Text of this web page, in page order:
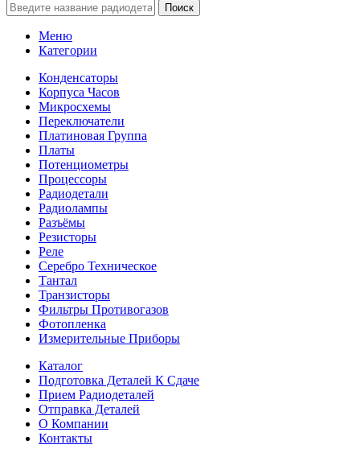
Поиск
Меню
Категории
Конденсаторы
Корпуса Часов
Микросхемы
Переключатели
Платиновая Группа
Платы
Потенциометры
Процессоры
Радиодетали
Радиолампы
Разъёмы
Резисторы
Реле
Серебро Техническое
Тантал
Транзисторы
Фильтры Противогазов
Фотопленка
Измерительные Приборы
Каталог
Подготовка Деталей К Сдаче
Прием Радиодеталей
Отправка Деталей
О Компании
Контакты